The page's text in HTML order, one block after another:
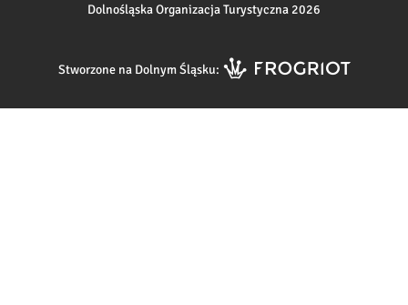
Dolnośląska Organizacja Turystyczna 2026
Stworzone na Dolnym Śląsku: